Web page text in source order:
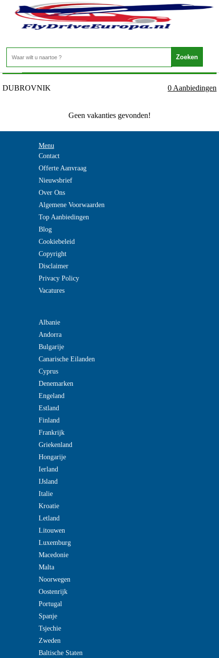
Kroatie - ZUID-DALMATIE - DUBROVNIK
Home>
DUBROVNIK 0 Aanbiedingen
Geen vakanties gevonden!
Menu
Contact
Offerte Aanvraag
Nieuwsbrief
Over Ons
Algemene Voorwaarden
Top Aanbiedingen
Blog
Cookiebeleid
Copyright
Disclaimer
Privacy Policy
Vacatures
Albanie
Andorra
Bulgarije
Canarische Eilanden
Cyprus
Denemarken
Engeland
Estland
Finland
Frankrijk
Griekenland
Hongarije
Ierland
IJsland
Italie
Kroatie
Letland
Litouwen
Luxemburg
Macedonie
Malta
Noorwegen
Oostenrijk
Portugal
Spanje
Tsjechie
Zweden
Baltische Staten